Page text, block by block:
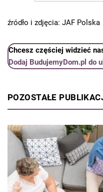
źródło i zdjęcia: JAF Polska
Chcesz częściej widzieć
Dodaj BudujemyDom.pl do
POZOSTAŁE